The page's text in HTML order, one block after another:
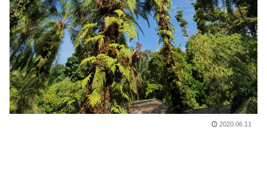
2020.06.11